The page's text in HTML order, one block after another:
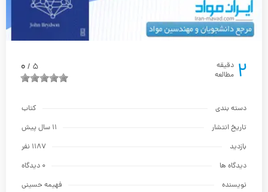
2 دقیقه
مطالعه
5
/
0
دسته بندی
کتاب
تاریخ انتشار
11 سال پیش
بازدید
1187 نفر
دیدگاه ها
0 دیدگاه
نویسنده
فهیمه حسینی